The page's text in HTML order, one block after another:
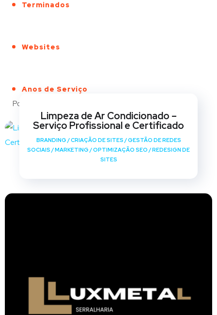
Terminados
Websites
Anos de Serviço
Portfólio
Limpeza de Ar Condicionado –
Serviço Profissional e Certificado
BRANDING /CRIAÇÃO DE SITES /GESTÃO DE REDES
SOCIAIS /MARKETING /OPTIMIZAÇÃO SEO /REDESIGN DE
SITES